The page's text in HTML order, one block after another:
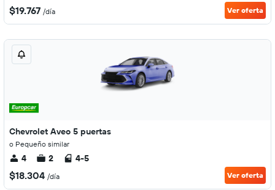
$19.767 /día Ver oferta
Chevrolet Aveo 5 puertas
o Pequeño similar
4 2 4-5
$18.304 /día Ver oferta